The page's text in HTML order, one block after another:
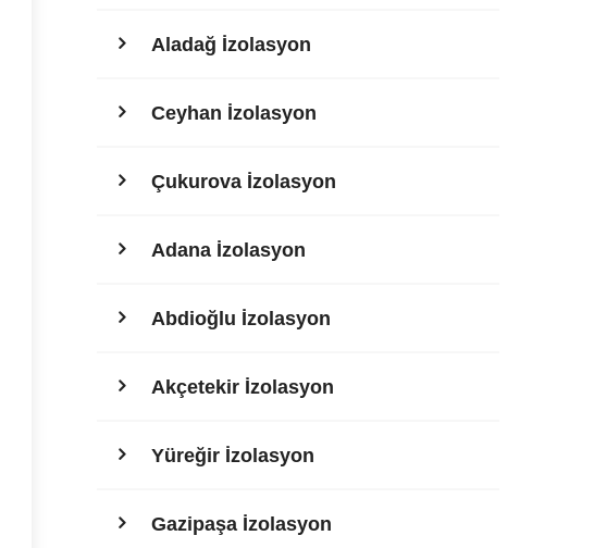
Aladağ İzolasyon
Ceyhan İzolasyon
Çukurova İzolasyon
Adana İzolasyon
Abdioğlu İzolasyon
Akçetekir İzolasyon
Yüreğir İzolasyon
Gazipaşa İzolasyon